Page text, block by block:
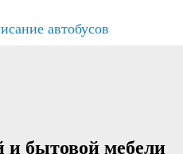
автобусов
и бытовой мебели